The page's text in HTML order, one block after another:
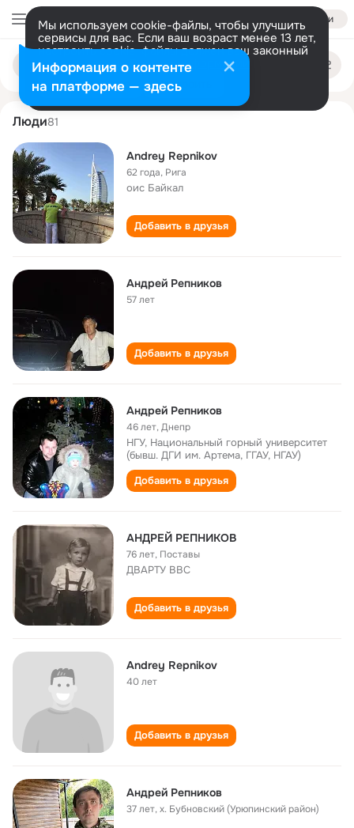
Войти
Мы используем cookie-файлы, чтобы улучшить
сервисы для вас. Если ваш возраст менее 13 лет,
настроить cookie-файлы должен ваш законный
представитель. Больше информации
Разрешить все Настроить
Поиск
людям
andrey repnikov
Люди81
Andrey Repnikov
62 года, Рига
оис Байкал
Добавить в друзья
Андрей Репников
57 лет
Добавить в друзья
Андрей Репников
46 лет,Днепр
НГУ, Национальный горный университет
(бывш. ДГИ им. Артема, ГГАУ, НГАУ)
Добавить в друзья
АНДРЕЙ РЕПНИКОВ
76 лет, Поставы
ДВАРТУ ВВС
Добавить в друзья
Andrey Repnikov
40 лет
Добавить в друзья
Андрей Репников
37 лет,х. Бубновский (Урюпинский район)
Информация о контенте
на платформе — здесь